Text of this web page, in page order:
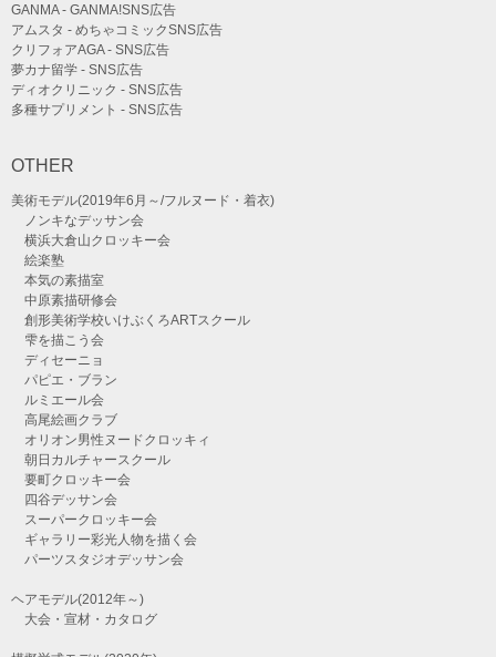
GANMA - GANMA!SNS広告
アムスタ - めちゃコミックSNS広告
クリフォアAGA - SNS広告
夢カナ留学 - SNS広告
ディオクリニック - SNS広告
多種サプリメント - SNS広告
OTHER
美術モデル(2019年6月～/フルヌード・着衣)
ノンキなデッサン会
横浜大倉山クロッキー会
絵楽塾
本気の素描室
中原素描研修会
創形美術学校いけぶくろARTスクール
雫を描こう会
ディセーニョ
パピエ・ブラン
ルミエール会
高尾絵画クラブ
オリオン男性ヌードクロッキィ
朝日カルチャースクール
要町クロッキー会
四谷デッサン会
スーパークロッキー会
ギャラリー彩光人物を描く会
パーツスタジオデッサン会
ヘアモデル(2012年～)
大会・宣材・カタログ